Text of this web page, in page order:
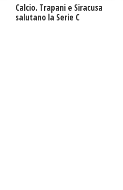
Calcio. Trapani e Siracusa
salutano la Serie C